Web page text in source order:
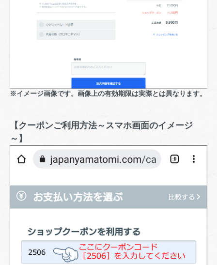
※イメージ画像です。画像上の有効期限は実際とは異なります。
【クーポンご利用方法～スマホ画面のイメージ
～】